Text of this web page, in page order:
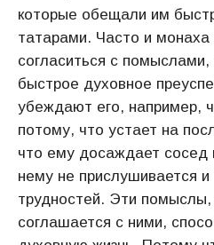
которые обещали им
татарами. Часто и монаха
согласиться с
быстрое духовное
убеждают его, например,
потому, что устает на
что ему досаждает сосед
нему не прислушивается
трудностей. Эти
соглашается с ними,